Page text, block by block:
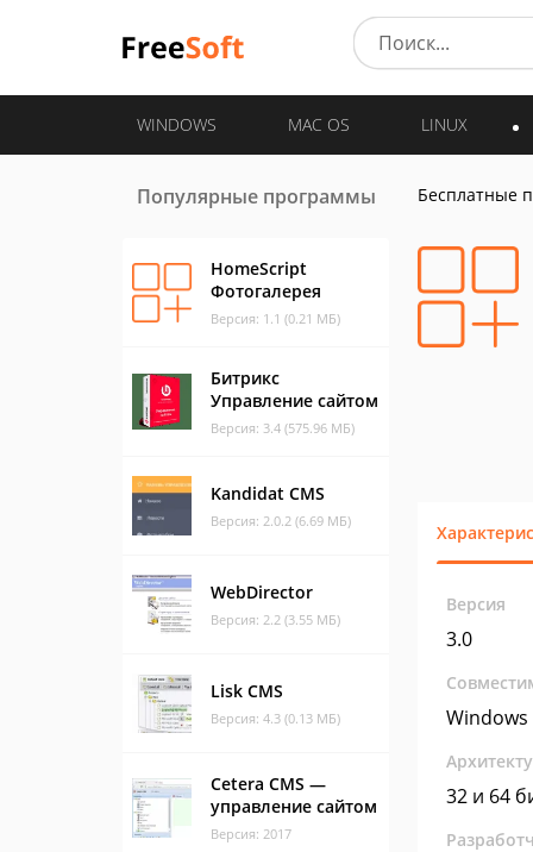
WINDOWS MAC OS LINUX
Популярные программы
HomeScript
Фотогалерея
Версия: 1.1 (0.21 МБ)
Битрикс
Управление сайтом
Версия: 3.4 (575.96 МБ)
Kandidat CMS
Версия: 2.0.2 (6.69 МБ)
WebDirector
Версия: 2.2 (3.55 МБ)
Lisk CMS
Версия: 4.3 (0.13 МБ)
Cetera CMS —
управление сайтом
Версия: 2017
Бесплатные
Версия
3.0
Windows
32 и 64